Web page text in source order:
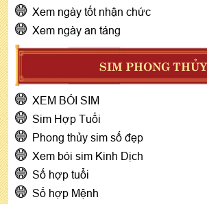
Xem ngày tốt nhận chức
Xem ngày an táng
SIM PHONG THỦY
XEM BÓI SIM
Sim Hợp Tuổi
Phong thủy sim số đẹp
Xem bói sim Kinh Dịch
Số hợp tuổi
Số hợp Mệnh